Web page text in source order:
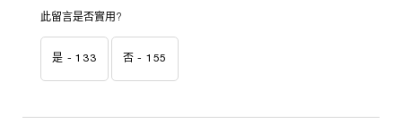
此留言是否實用?
是 -133 否 - 155